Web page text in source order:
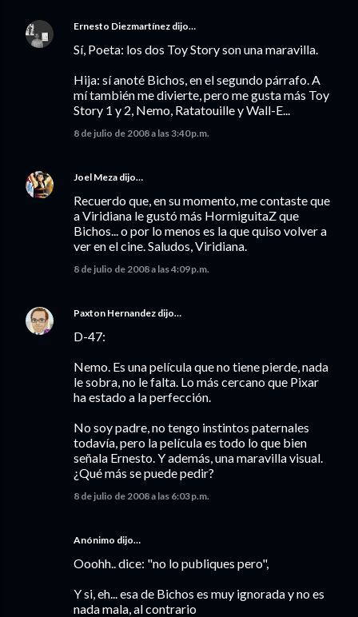
Ernesto Diezmartínez dijo…
Sí, Poeta: los dos Toy Story son una maravilla.
Hija: sí anoté Bichos, en el segundo párrafo. A
mí también me divierte, pero me gusta más Toy
Story 1 y 2, Nemo, Ratatouille y Wall-E...
8 de julio de 2008 a las 3:40 p.m.
Joel Meza dijo…
Recuerdo que, en su momento, me contaste que
a Viridiana le gustó más HormiguitaZ que
Bichos... o por lo menos es la que quiso volver a
ver en el cine. Saludos, Viridiana.
8 de julio de 2008 a las 4:09 p.m.
Paxton Hernandez dijo…
D-47:
Nemo. Es una película que no tiene pierde, nada
le sobra, no le falta. Lo más cercano que Pixar
ha estado a la perfección.
No soy padre, no tengo instintos paternales
todavía, pero la película es todo lo que bien
señala Ernesto. Y además, una maravilla visual.
¿Qué más se puede pedir?
8 de julio de 2008 a las 6:03 p.m.
Anónimo dijo…
Ooohh.. dice: "no lo publiques pero",
Y si, eh... esa de Bichos es muy ignorada y no es
nada mala, al contrario